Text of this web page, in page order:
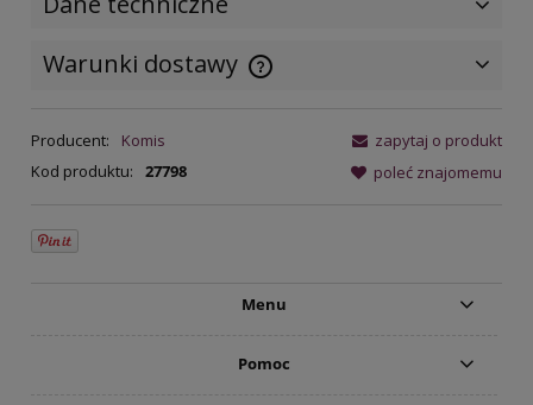
Warunki dostawy
Producent:
Komis
Kod produktu:
27798
zapytaj o produkt
poleć znajomemu
Menu
Pomoc